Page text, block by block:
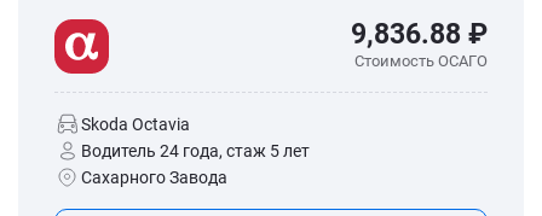
9,836.88 ₽
Стоимость ОСАГО
Skoda Octavia
Водитель 24 года, стаж 5 лет
Сахарного Завода